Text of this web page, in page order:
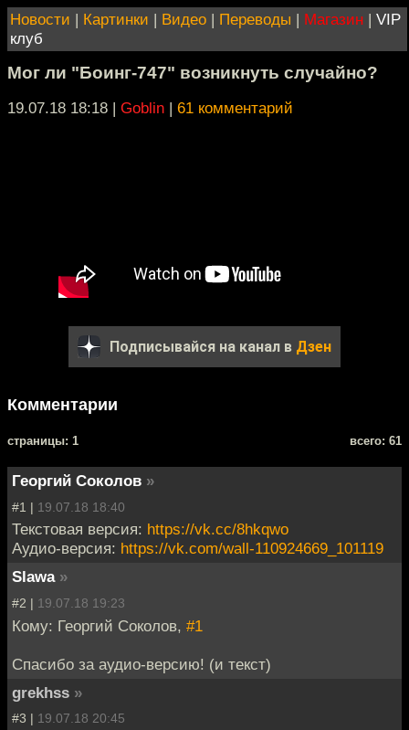
Новости | Картинки | Видео | Переводы | Магазин | VIP
клуб
Мог ли "Боинг-747" возникнуть случайно?
19.07.18 18:18 | Goblin | 61 комментарий
Подписывайся на канал в Дзен
Комментарии
cтраницы: 1 всего: 61
Георгий Соколов »
#1 | 19.07.18 18:40
Текстовая версия: https://vk.cc/8hkqwo
Аудио-версия: https://vk.com/wall-110924669_101119
Slawa »
#2 | 19.07.18 19:23
Кому: Георгий Соколов, #1
Спасибо за аудио-версию! (и текст)
grekhss »
#3 | 19.07.18 20:45